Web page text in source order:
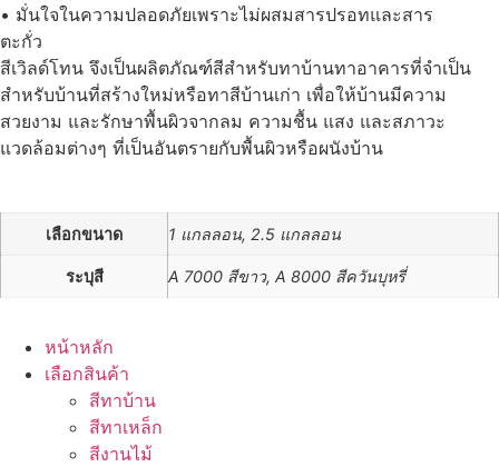
• มั่นใจในความปลอดภัยเพราะไม่ผสมสารปรอทและสาร
ตะกั่ว
สีเวิลด์โทน จึงเป็นผลิตภัณฑ์สีสำหรับทาบ้านทาอาคารที่จำเป็น
สำหรับบ้านที่สร้างใหม่หรือทาสีบ้านเก่า เพื่อให้บ้านมีความ
สวยงาม และรักษาพื้นผิวจากลม ความชื้น แสง และสภาวะ
แวดล้อมต่างๆ ที่เป็นอันตรายกับพื้นผิวหรือผนังบ้าน
เลือกขนาด 1 แกลลอน, 2.5 แกลลอน
ระบุสี A 7000 สีขาว, A 8000 สีควันบุหรี่
หน้าหลัก
เลือกสินค้า
สีทาบ้าน
สีทาเหล็ก
สีงานไม้